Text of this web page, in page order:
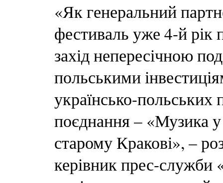
«Як генеральний
фестиваль уже 4-й рік
захід непересічною
польськими
українсько-польських
поєднання – «Музика
старому Кракові», –
керівник прес-